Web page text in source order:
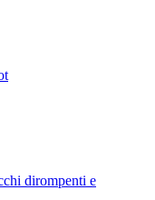
dirompenti e